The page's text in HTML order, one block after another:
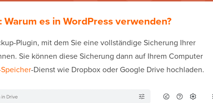
es in WordPress verwenden?
Plugin, mit dem Sie eine vollständige Sicherung Ihrer
Sie können diese Sicherung dann auf Ihrem Computer
-Dienst wie Dropbox oder Google Drive hochladen.